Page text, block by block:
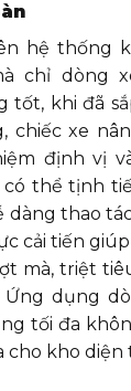
hệ thống
chỉ dòng
tốt, khi đã
chiếc xe
định vị
thể tịnh
dàng thao
cải tiến
mà, triệt
dụng
tối đa
cho kho diện